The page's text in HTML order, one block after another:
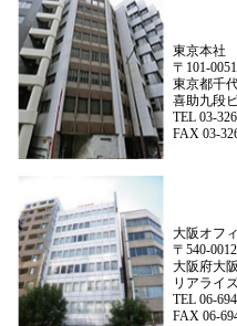
東京本社
〒101-0051
東京都千
喜助九段
TEL 03-
FAX 03-
大阪オフ
〒540-0012
大阪府大
リアライ
TEL 06-
FAX 06-